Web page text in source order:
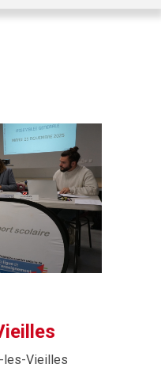
les-Vieilles